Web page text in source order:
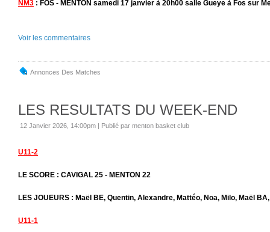
NM3 : FOS - MENTON samedi 17 janvier à 20h00 salle Gueye à Fos sur
Voir les commentaires
Annonces Des Matches
LES RESULTATS DU WEEK-END
12 Janvier 2026, 14:00pm | Publié par menton basket club
U11-2
LE SCORE : CAVIGAL 25 - MENTON 22
LES JOUEURS : Maël BE, Quentin, Alexandre, Mattéo, Noa, Milo, Maël
U11-1